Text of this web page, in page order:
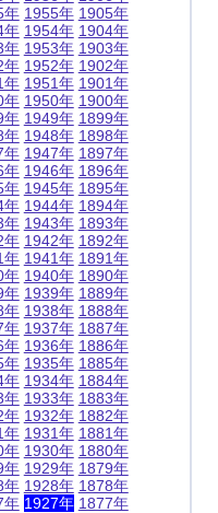
年
年
年
年
年
年
年
年
年
年
年
年
年
年
年
年
年
年
年
年
年
年
年
年
年
年
年
年
年
1955年
1954年
1953年
1952年
1951年
1950年
1949年
1948年
1947年
1946年
1945年
1944年
1943年
1942年
1941年
1940年
1939年
1938年
1937年
1936年
1935年
1934年
1933年
1932年
1931年
1930年
1929年
1928年
1927年
1905年
1904年
1903年
1902年
1901年
1900年
1899年
1898年
1897年
1896年
1895年
1894年
1893年
1892年
1891年
1890年
1889年
1888年
1887年
1886年
1885年
1884年
1883年
1882年
1881年
1880年
1879年
1878年
1877年